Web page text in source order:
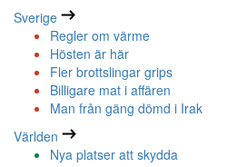
Sverige
Regler om värme
Hösten är här
Fler brottslingar grips
Billigare mat i affären
Man från gäng dömd i Irak
Världen
Nya platser att skydda